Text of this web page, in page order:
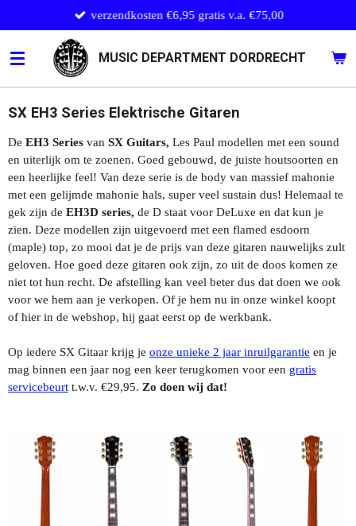
direct
naar
de
hoofdinhoud
MUSIC DEPARTMENT DORDRECHT
verzendkosten €6,95 gratis v.a. €75,00
SX EH3 Series Elektrische Gitaren
De EH3 Series van SX Guitars, Les Paul modellen met een sound
en uiterlijk om te zoenen. Goed gebouwd, de juiste houtsoorten en
een heerlijke feel! Van deze serie is de body van massief mahonie
met een gelijmde mahonie hals, super veel sustain dus! Helemaal te
gek zijn de EH3D series, de D staat voor DeLuxe en dat kun je
zien. Deze modellen zijn uitgevoerd met een flamed esdoorn
(maple) top, zo mooi dat je de prijs van deze gitaren nauwelijks zult
geloven. Hoe goed deze gitaren ook zijn, zo uit de doos komen ze
niet tot hun recht. De afstelling kan veel beter dus dat doen we ook
voor we hem aan je verkopen. Of je hem nu in onze winkel koopt
of hier in de webshop, hij gaat eerst op de werkbank.
Op iedere SX Gitaar krijg je onze unieke 2 jaar inruilgarantie en je
mag binnen een jaar nog een keer terugkomen voor een gratis
servicebeurt t.w.v. €29,95. Zo doen wij dat!